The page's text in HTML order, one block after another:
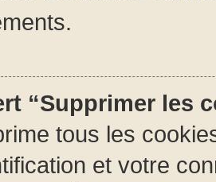
“Supprimer les
tous les
et votre